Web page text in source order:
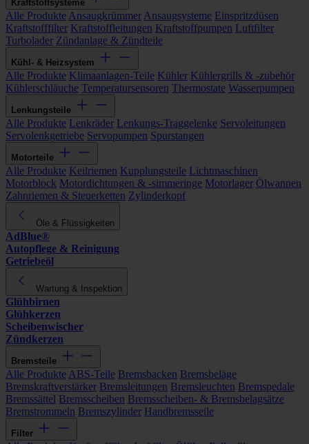
Kraftstoffsysteme
Alle Produkte Ansaugkrümmer Ansaugsysteme Einspritzdüsen
Kraftstofffilter Kraftstoffleitungen Kraftstoffpumpen Luftfilter
Turbolader Zündanlage & Zündteile
Kühl- & Heizsystem
Alle Produkte Klimaanlagen-Teile Kühler Kühlergrills & -zubehör
Kühlerschläuche Temperatursensoren Thermostate Wasserpumpen
Lenkungsteile
Alle Produkte Lenkräder Lenkungs-Traggelenke Servoleitungen
Servolenkgetriebe Servopumpen Spurstangen
Motorteile
Alle Produkte Keilriemen Kupplungsteile Lichtmaschinen
Motorblock Motordichtungen & -simmeringe Motorlager Ölwannen
Zahnriemen & Steuerketten Zylinderkopf
Öle & Flüssigkeiten
AdBlue®
Autopflege & Reinigung
Getriebeöl
Wartung & Inspektion
Glühbirnen
Glühkerzen
Scheibenwischer
Zündkerzen
Bremsteile
Alle Produkte ABS-Teile Bremsbacken Bremsbeläge
Bremskraftverstärker Bremsleitungen Bremsleuchten Bremspedale
Bremssättel Bremsscheiben Bremsscheiben- & Bremsbelagsätze
Bremstrommeln Bremszylinder Handbremsseile
Filter